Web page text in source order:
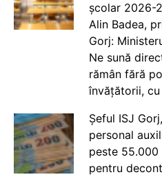
școlar 2026-
Alin Badea,
Gorj:
Ne sună
rămân fără
învățătorii,
Șeful ISJ
personal
peste
pentru